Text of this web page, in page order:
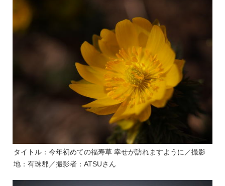
タイトル：今年初めての福寿草 幸せが訪れますように／撮影
地：有珠郡／撮影者：ATSUさん